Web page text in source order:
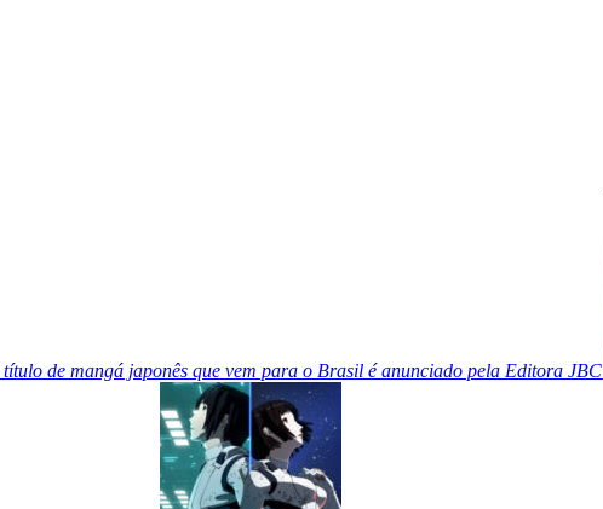
de mangá japonês que vem para o Brasil é anunciado pela Editora JBC